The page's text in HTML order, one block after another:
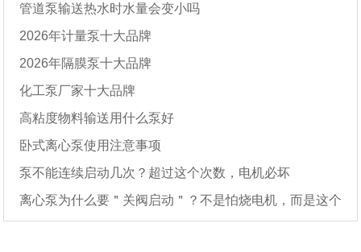
管道泵输送热水时水量会变小吗
2026年计量泵十大品牌
2026年隔膜泵十大品牌
化工泵厂家十大品牌
高粘度物料输送用什么泵好
卧式离心泵使用注意事项
泵不能连续启动几次？超过这个次数，电机必坏
离心泵为什么要＂关阀启动＂？不是怕烧电机，而是这个